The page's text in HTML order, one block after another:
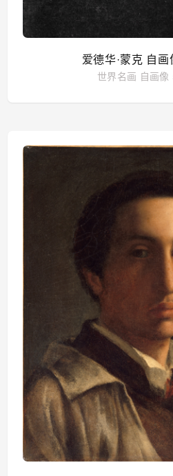
爱德华·蒙克 自画
世界名画 自画像